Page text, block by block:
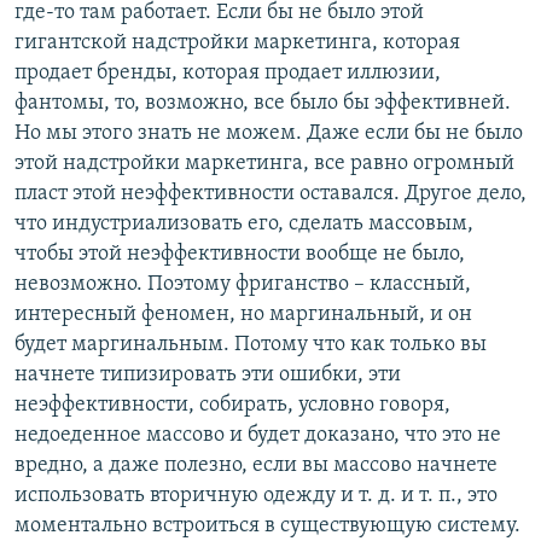
где-то там работает. Если бы не было этой
гигантской надстройки маркетинга, которая
продает бренды, которая продает иллюзии,
фантомы, то, возможно, все было бы эффективней.
Но мы этого знать не можем. Даже если бы не было
этой надстройки маркетинга, все равно огромный
пласт этой неэффективности оставался. Другое дело,
что индустриализовать его, сделать массовым,
чтобы этой неэффективности вообще не было,
невозможно. Поэтому фриганство – классный,
интересный феномен, но маргинальный, и он
будет маргинальным. Потому что как только вы
начнете типизировать эти ошибки, эти
неэффективности, собирать, условно говоря,
недоеденное массово и будет доказано, что это не
вредно, а даже полезно, если вы массово начнете
использовать вторичную одежду и т. д. и т. п., это
моментально встроиться в существующую систему.